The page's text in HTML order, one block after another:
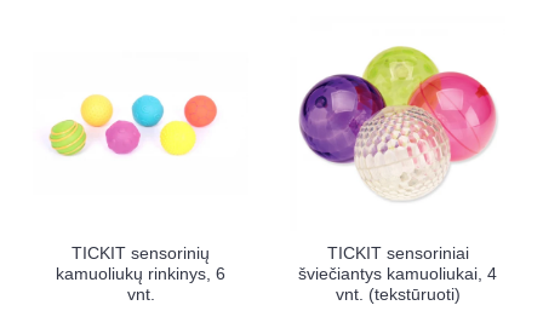
sensoriniai
kamuoliukai, 4
TICKIT sensoriniai
šviečiantys kamuoliukai,
nereguliarus atšokimas, 4
blizgučių